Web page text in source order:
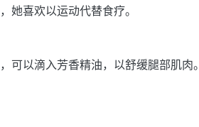
她喜欢以运动代替食疗。
可以滴入芳香精油，以舒缓腿部肌肉。